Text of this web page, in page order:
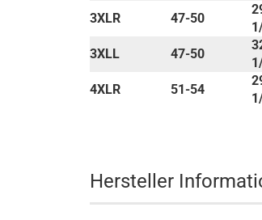
3XLR
47-50
3XLL
47-50
4XLR
51-54
Hersteller